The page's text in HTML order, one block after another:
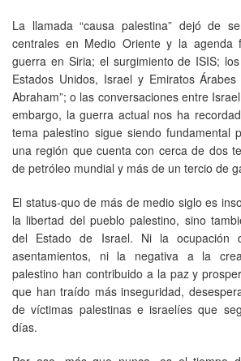
La llamada “causa palestina” dejó de
centrales en Medio Oriente y la agenda
guerra en Siria; el surgimiento de ISIS;
Estados Unidos, Israel y Emiratos
Abraham”; o las conversaciones entre
embargo, la guerra actual nos ha
tema palestino sigue siendo fundamental
una región que cuenta con cerca de dos
de petróleo mundial y más de un tercio de
El status-quo de más de medio siglo es
la libertad del pueblo palestino, sino
del Estado de Israel. Ni la ocupación
asentamientos, ni la negativa a la
palestino han contribuido a la paz y
que han traído más inseguridad,
de víctimas palestinas e israelíes que
días.